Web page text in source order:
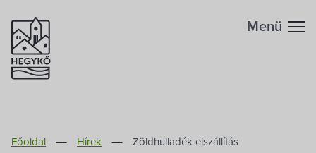
Menü
Főoldal Hírek Zöldhulladék elszállítás